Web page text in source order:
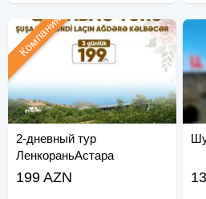
2-дневный тур
ЛенкораньАстара
Компания
199 AZN